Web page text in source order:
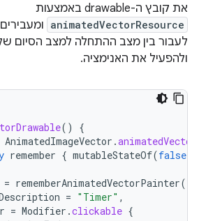
את קובץ ה-drawable באמצעות
animatedVectorResource ומעבירים
ולהפעיל את האנימציה.
()
{
AnimatedImageVector .
remember { mutableStateOf(false
= rememberAnimatedVectorPainter(
= "Timer" ,
= Modifier .clickable {